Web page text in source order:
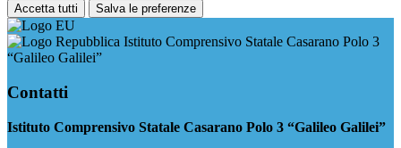
Accetta tutti Salva le preferenze
Istituto Comprensivo Statale Casarano Polo 3
“Galileo Galilei”
Contatti
Istituto Comprensivo Statale Casarano Polo 3 “Galileo Galilei”